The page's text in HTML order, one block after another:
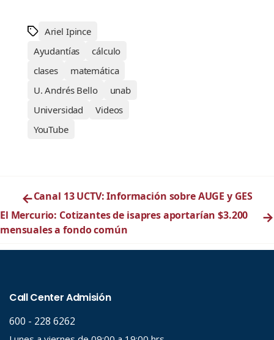
Ariel Ipince
Ayudantías
cálculo
clases
matemática
U. Andrés Bello
unab
Universidad
Videos
YouTube
←Canal 13 UCTV: Información sobre AUGE y GES
El Mercurio: Cotizantes de isapres aportarían $3.200
mensuales a fondo común
→